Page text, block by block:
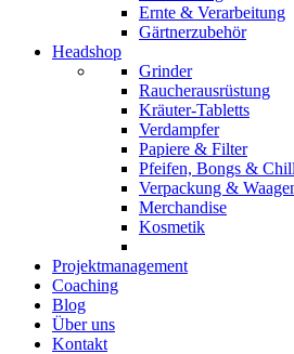
Ernte & Verarbeitung
Gärtnerzubehör
Headshop
Grinder
Raucherausrüstung
Kräuter-Tabletts
Verdampfer
Papiere & Filter
Pfeifen, Bongs &
Verpackung &
Merchandise
Kosmetik
Projektmanagement
Coaching
Blog
Über uns
Kontakt